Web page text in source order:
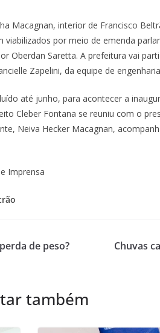
Macagnan, interior de Francisco
viabilizados por meio de emenda
Oberdan Saretta. A prefeitura vai
Zapelini, da equipe de
até junho, para acontecer a
Cleber Fontana se reuniu com o
Neiva Hecker Macagnan,
Imprensa
de peso?
Chuvas
também